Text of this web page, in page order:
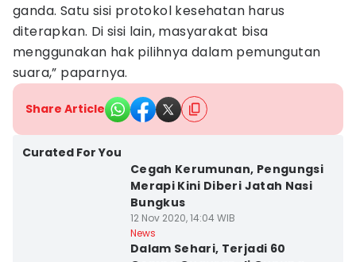
ganda. Satu sisi protokol kesehatan harus
diterapkan. Di sisi lain, masyarakat bisa
menggunakan hak pilihnya dalam pemungutan
suara,” paparnya.
Share Article
Curated For You
Cegah Kerumunan, Pengungsi
Merapi Kini Diberi Jatah Nasi
Bungkus
12 Nov 2020, 14:04 WIB
News
Dalam Sehari, Terjadi 60